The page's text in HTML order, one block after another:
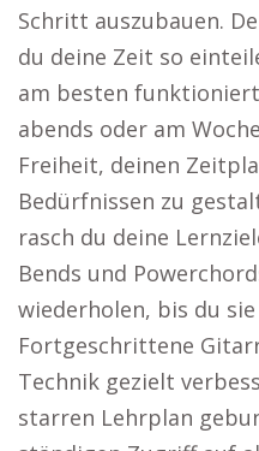
Schritt auszubauen.
du deine Zeit so
am besten
abends oder am
Freiheit, deinen
Bedürfnissen zu
rasch du deine
Bends und
wiederholen, bis du
Fortgeschrittene
Technik gezielt
starren Lehrplan